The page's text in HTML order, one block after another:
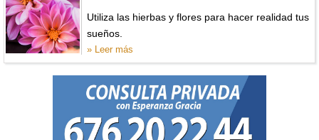
Utiliza las hierbas y flores para hacer realidad tus
sueños.
» Leer más